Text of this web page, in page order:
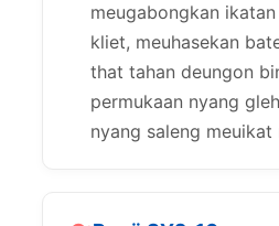
meugabongkan
kliet, meuhasekan
that tahan deungon
permukaan nyang
nyang saleng